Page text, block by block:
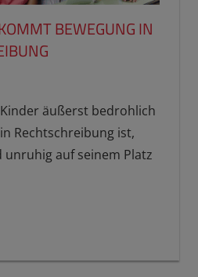
BEWEGUNG IN
äußerst bedrohlich
Rechtschreibung ist,
auf seinem Platz